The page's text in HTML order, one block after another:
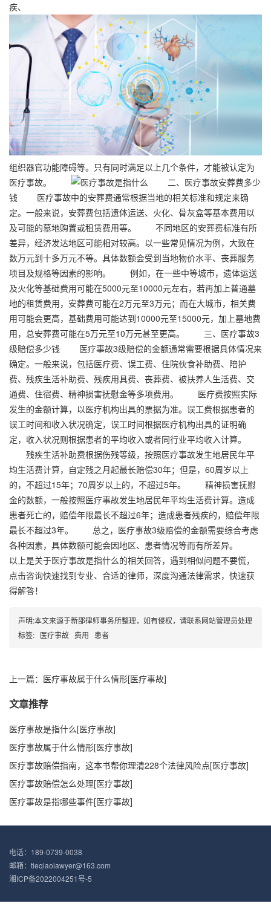
疾、
组织器官功能障碍等。只有同时满足以上几个条件，才能被认定为
医疗事故。
二、医疗事故安葬费多少
钱 医疗事故中的安葬费通常根据当地的相关标准和规定来确
定。一般来说，安葬费包括遗体运送、火化、骨灰盒等基本费用以
及可能的墓地购置或租赁费用等。 不同地区的安葬费标准有所
差异，经济发达地区可能相对较高。以一些常见情况为例，大致在
数万元到十多万元不等。具体数额会受到当地物价水平、丧葬服务
项目及规格等因素的影响。 例如，在一些中等城市，遗体运送
及火化等基础费用可能在5000元至10000元左右，若再加上普通墓
地的租赁费用，安葬费可能在2万元至3万元；而在大城市，相关费
用可能会更高，基础费用可能达到10000元至15000元，加上墓地费
用，总安葬费可能在5万元至10万元甚至更高。 三、医疗事故3
级赔偿多少钱 医疗事故3级赔偿的金额通常需要根据具体情况来
确定。一般来说，包括医疗费、误工费、住院伙食补助费、陪护
费、残疾生活补助费、残疾用具费、丧葬费、被扶养人生活费、交
通费、住宿费、精神损害抚慰金等多项费用。 医疗费按照实际
发生的金额计算，以医疗机构出具的票据为准。误工费根据患者的
误工时间和收入状况确定，误工时间根据医疗机构出具的证明确
定，收入状况则根据患者的平均收入或者同行业平均收入计算。
残疾生活补助费根据伤残等级，按照医疗事故发生地居民年平
均生活费计算，自定残之月起最长赔偿30年；但是，60周岁以上
的，不超过15年；70周岁以上的，不超过5年。 精神损害抚慰
金的数额，一般按照医疗事故发生地居民年平均生活费计算。造成
患者死亡的，赔偿年限最长不超过6年；造成患者残疾的，赔偿年限
最长不超过3年。 总之，医疗事故3级赔偿的金额需要综合考虑
各种因素，具体数额可能会因地区、患者情况等而有所差异。
以上是关于医疗事故是指什么的相关回答，遇到相似问题不要慌，
点击咨询快速找到专业、合适的律师，深度沟通法律需求，快速获
得解答！
声明:本文来源于新邵律师事务所整理，如有侵权，请联系网站管理员处理
标签: 医疗事故 费用 患者
上一篇：医疗事故属于什么情形[医疗事故]
文章推荐
医疗事故是指什么[医疗事故]
医疗事故属于什么情形[医疗事故]
医疗事故赔偿指南，这本书帮你理清228个法律风险点[医疗事故]
医疗事故赔偿怎么处理[医疗事故]
医疗事故是指哪些事件[医疗事故]
电话：189-0739-0038
邮箱：tieqiaolawyer@163.com
湘ICP备2022004251号-5